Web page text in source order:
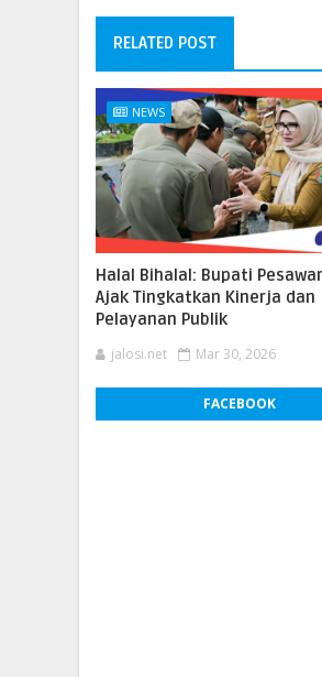
RELATED POST
NEWS
Halal Bihalal: Bupati
Ajak Tingkatkan Kinerja dan
Pelayanan Publik
jalosi.net Mar 30, 2026
FACEBOOK